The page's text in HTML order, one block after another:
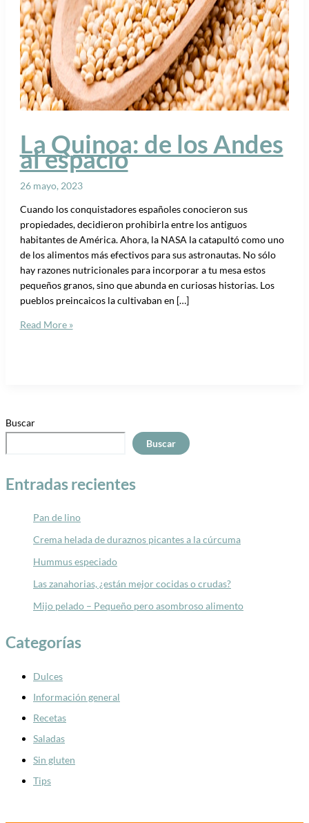
La Quinoa: de los Andes
al espacio
26 mayo, 2023
Cuando los conquistadores españoles conocieron sus
propiedades, decidieron prohibirla entre los antiguos
habitantes de América. Ahora, la NASA la catapultó como uno
de los alimentos más efectivos para sus astronautas. No sólo
hay razones nutricionales para incorporar a tu mesa estos
pequeños granos, sino que abunda en curiosas historias. Los
pueblos preincaicos la cultivaban en […]
Read More »
Buscar
Buscar
Entradas recientes
Pan de lino
Crema helada de duraznos picantes a la cúrcuma
Hummus especiado
Las zanahorias, ¿están mejor cocidas o crudas?
Mijo pelado – Pequeño pero asombroso alimento
Categorías
Dulces
Información general
Recetas
Saladas
Sin gluten
Tips